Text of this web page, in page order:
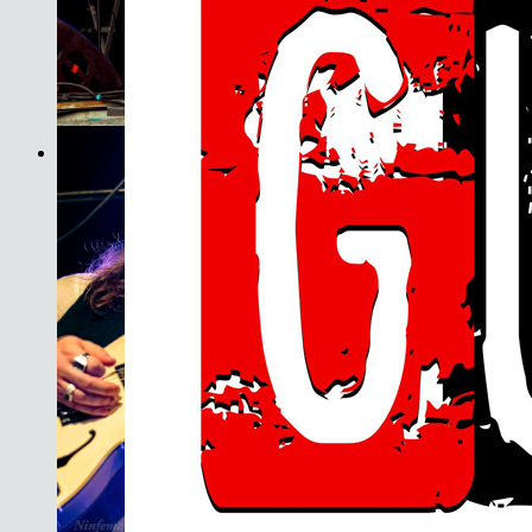
Son do Camiño